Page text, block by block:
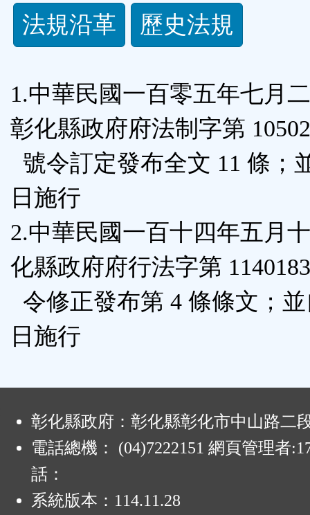
功
按
鈕
區
法規沿革
歷史法規
1.中華民國一百零五年七月
彰化縣政府府法制字第
號令訂定發布全文 11 條；
日施行
2.中華民國一百十四年五月
化縣政府府行法字第
令修正發布第 4 條條文；
日施行
彰化縣政府：彰化縣彰化市中山路二
電話總機： (04)7222151 網頁管理者
話：
系統版本： 114.11.28